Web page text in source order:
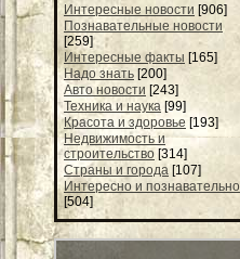
Интересные новости [906]
Познавательные новости
[259]
Интересные факты [165]
Надо знать [200]
Авто новости [243]
Техника и наука [99]
Красота и здоровье [193]
Недвижимость и
строительство [314]
Страны и города [107]
Интересно и познавательно
[504]